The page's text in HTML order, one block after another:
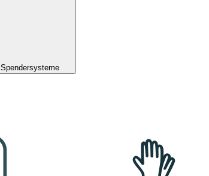
Spendersysteme